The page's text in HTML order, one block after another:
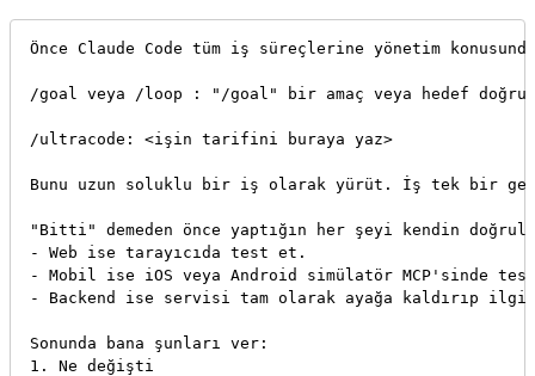
Önce Claude Code tüm iş süreçlerine yönetim
/goal veya /loop : "/goal" bir amaç veya hedef
/ultracode: <işin tarifini buraya yaz>
Bunu uzun soluklu bir iş olarak yürüt. İş tek bir
"Bitti" demeden önce yaptığın her şeyi kendin
- Web ise tarayıcıda test et.
- Mobil ise iOS veya Android simülatör MCP'sinde
- Backend ise servisi tam olarak ayağa kaldırıp
Sonunda bana şunları ver:
1. Ne değişti